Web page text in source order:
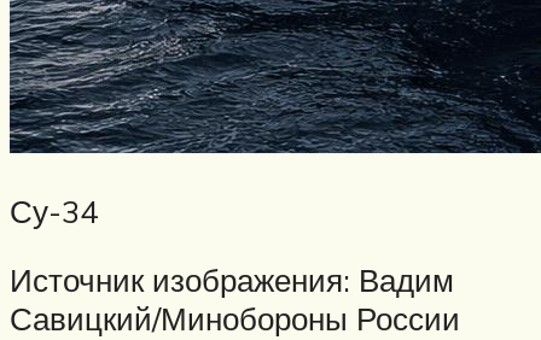
Су-34
Источник изображения: Вадим
Савицкий/Минобороны России